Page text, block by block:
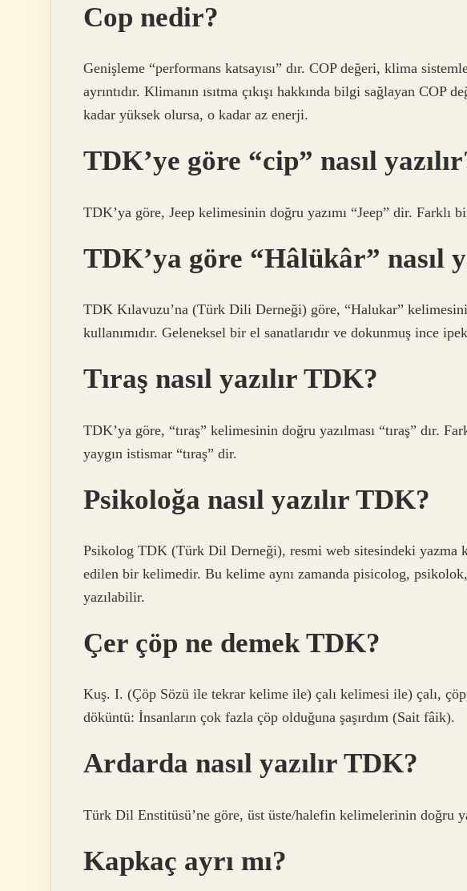
Cop nedir?
Genişleme “performans katsayısı” dır. COP değeri, klima
ayrıntıdır. Klimanın ısıtma çıkışı hakkında bilgi sağlayan COP
kadar yüksek olursa, o kadar az enerji.
TDK’ye göre “cip” nasıl
TDK’ya göre, Jeep kelimesinin doğru yazımı “Jeep” dir. Farklı
TDK’ya göre “Hâlükâr” nasıl
TDK Kılavuzu’na (Türk Dili Derneği) göre, “Halukar”
kullanımıdır. Geleneksel bir el sanatlarıdır ve dokunmuş ince
Tıraş nasıl yazılır TDK?
TDK’ya göre, “tıraş” kelimesinin doğru yazılması “tıraş” dır.
yaygın istismar “tıraş” dir.
Psikoloğa nasıl yazılır TDK?
Psikolog TDK (Türk Dil Derneği), resmi web sitesindeki yazma
edilen bir kelimedir. Bu kelime aynı zamanda pisicolog,
yazılabilir.
Çer çöp ne demek TDK?
Kuş. I. (Çöp Sözü ile tekrar kelime ile) çalı kelimesi ile) çalı,
döküntü: İnsanların çok fazla çöp olduğuna şaşırdım (Sait fâik).
Ardarda nasıl yazılır TDK?
Türk Dil Enstitüsü’ne göre, üst üste/halefin kelimelerinin doğru
Kapkaç ayrı mı?